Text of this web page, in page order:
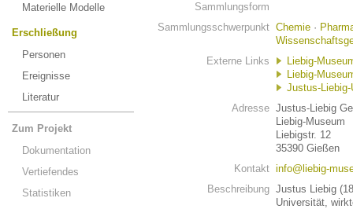
Materielle Modelle
Erschließung
Personen
Ereignisse
Literatur
Zum Projekt
Dokumentation
Vertiefendes
Statistiken
Sammlungsform
Sammlungsschwerpunkt Chemie ·
Externe Links
Liebig-
Liebig-
Justus-
Adresse Justus-Liebig
Liebig-Museum
Liebigstr. 12
35390 Gießen
Kontakt info@liebig-
Beschreibung Justus Liebig
Universität,